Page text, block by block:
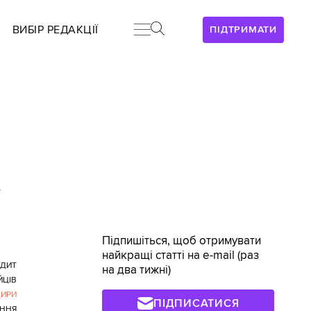
ПІДТРИМАТИ
ВИБІР РЕДАКЦІЇ
Підпишіться, щоб отримувати
найкращі статті на e-mail (раз
на два тижні)
ПІДПИСАТИСЯ